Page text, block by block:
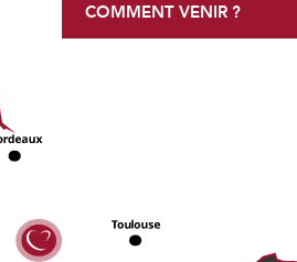
COMMENT VENIR ?